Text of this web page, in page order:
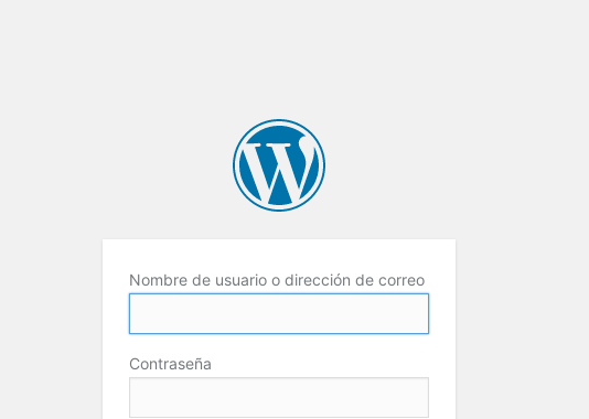
Nombre de usuario o dirección de correo
Contraseña